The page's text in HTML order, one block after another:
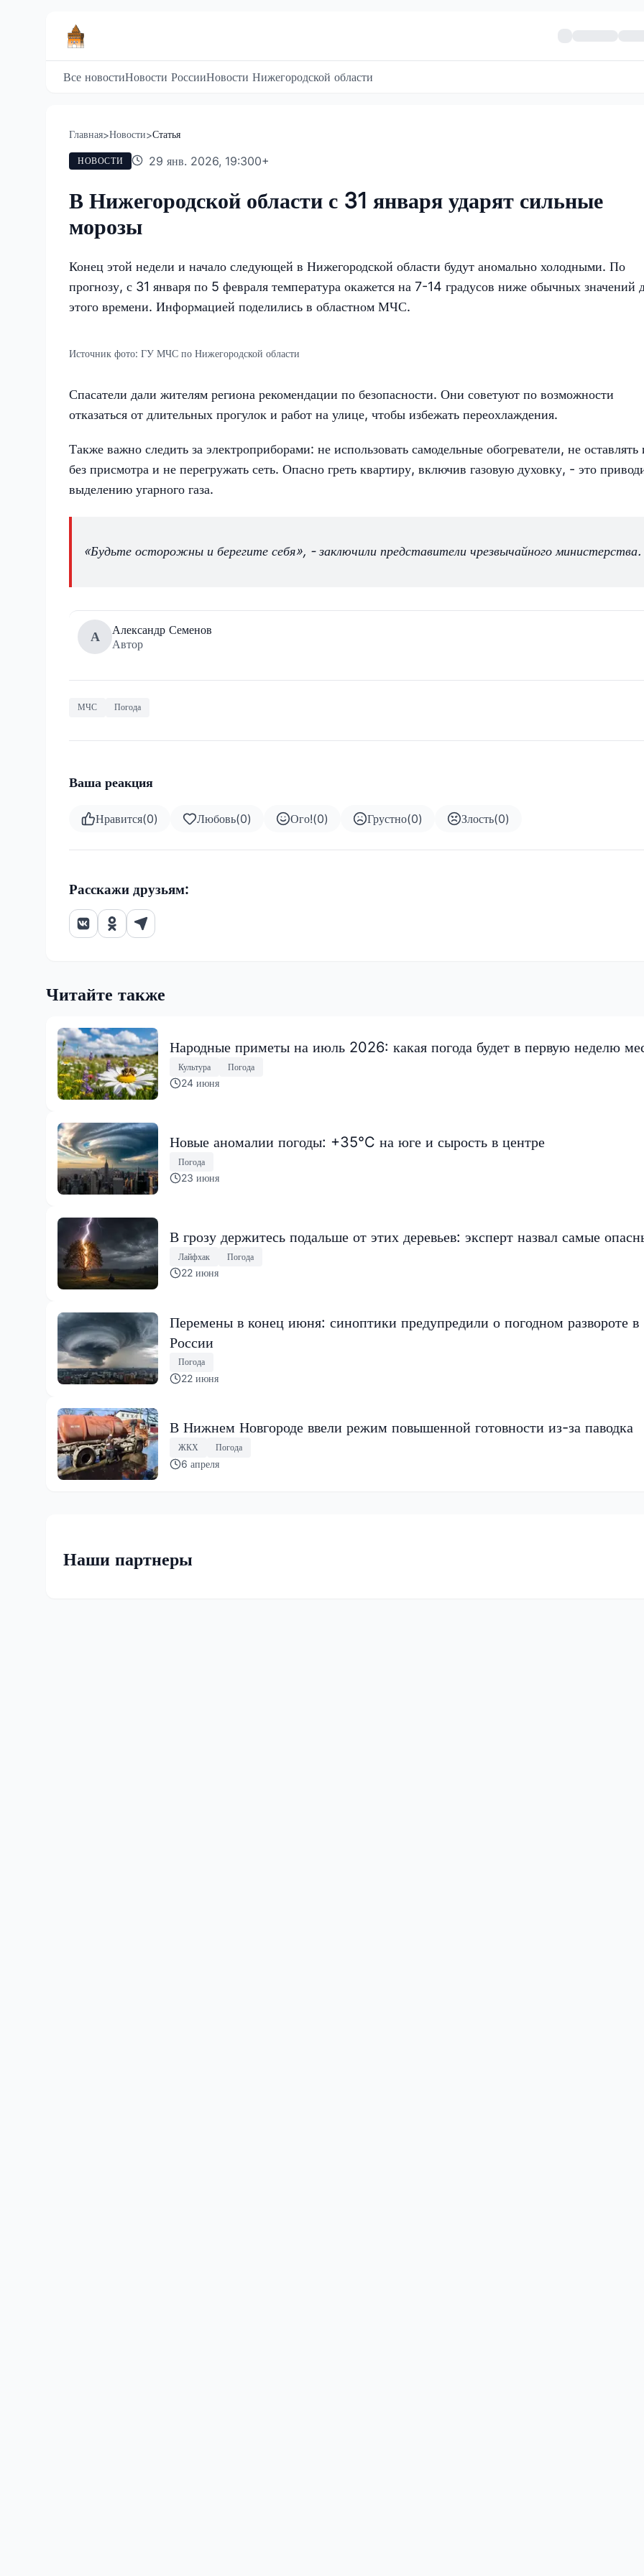
Все новостиНовости РоссииНовости Нижегородской области
Главная>Новости>Статья
НОВОСТИ 29 янв. 2026, 19:300+
В Нижегородской области с 31 января ударят сильные
морозы
Конец этой недели и начало следующей в Нижегородской области будут аномально холодными. По
прогнозу, с 31 января по 5 февраля температура окажется на 7-14 градусов ниже обычных значений
этого времени. Информацией поделились в областном МЧС.
Источник фото: ГУ МЧС по Нижегородской области
Спасатели дали жителям региона рекомендации по безопасности. Они советуют по возможности
отказаться от длительных прогулок и работ на улице, чтобы избежать переохлаждения.
Также важно следить за электроприборами: не использовать самодельные обогреватели, не оставлять
без присмотра и не перегружать сеть. Опасно греть квартиру, включив газовую духовку, - это
выделению угарного газа.
«Будьте осторожны и берегите себя», - заключили представители чрезвычайного министерства.
А
Александр Семенов
Автор
МЧС Погода
Ваша реакция
Нравится(0) Любовь(0) Ого!(0) Грустно(0) Злость(0)
Расскажи друзьям:
Читайте также
Народные приметы на июль 2026: какая погода будет в первую неделю
Культура Погода
24 июня
Новые аномалии погоды: +35°C на юге и сырость в центре
Погода
23 июня
В грозу держитесь подальше от этих деревьев: эксперт назвал самые
Лайфхак Погода
22 июня
Перемены в конец июня: синоптики предупредили о погодном развороте в
России
Погода
22 июня
В Нижнем Новгороде ввели режим повышенной готовности из-за паводка
ЖКХ Погода
6 апреля
Наши партнеры